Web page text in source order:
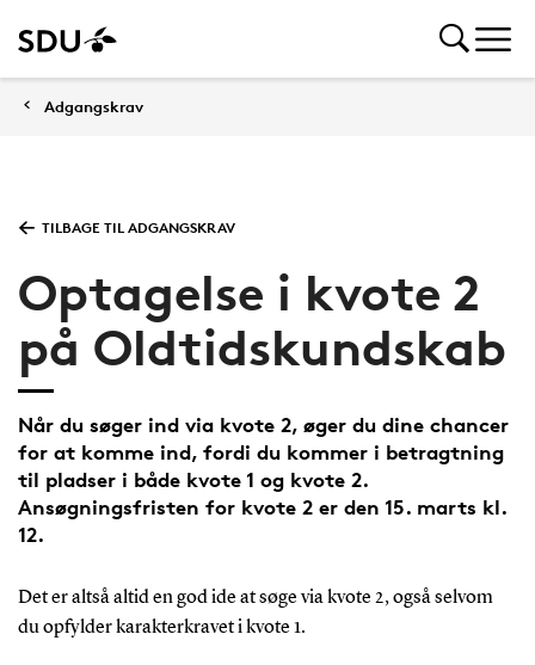
Adgangskrav
TILBAGE TIL ADGANGSKRAV
Optagelse i kvote 2
på Oldtidskundskab
Når du søger ind via kvote 2, øger du dine chancer
for at komme ind, fordi du kommer i betragtning
til pladser i både kvote 1 og kvote 2.
Ansøgningsfristen for kvote 2 er den 15. marts kl.
12.
Det er altså altid en god ide at søge via kvote 2, også selvom
du opfylder karakterkravet i kvote 1.